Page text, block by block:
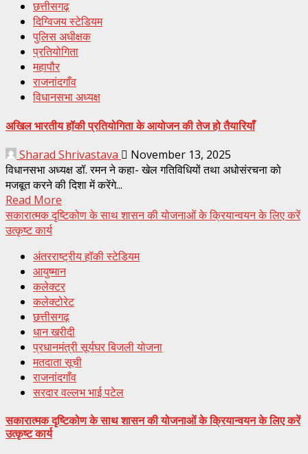
छत्तीसगढ़
दिग्विजय स्टेडियम
पुलिस अधीक्षक
प्रतियोगिता
महापौर
राजनांदगाँव
विधानसभा अध्यक्ष
अखिल भारतीय हॉकी प्रतियोगिता के आयोजन की तेज हो तैयारियाँ
Sharad Shrivastava
November 13, 2025
विधानसभा अध्यक्ष डॉ. रमन ने कहा- खेल गतिविधियों तथा अधोसंरचना को
मजबूत करने की दिशा में करेंगे...
Read More
सकारात्मक दृष्टिकोण के साथ शासन की योजनाओं के क्रियान्वयन के लिए करें
उत्कृष्ट कार्य
अंतरराष्ट्रीय हॉकी स्टेडियम
आयुष्मान
कलेक्टर
कलेक्टोरेट
छत्तीसगढ़
धान खरीदी
प्रधानमंत्री सूर्यघर बिजली योजना
मतदाता सूची
राजनांदगाँव
सरदार वल्लभ भाई पटेल
सकारात्मक दृष्टिकोण के साथ शासन की योजनाओं के क्रियान्वयन के लिए करें
उत्कृष्ट कार्य